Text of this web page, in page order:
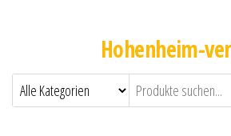
Hohenheim-